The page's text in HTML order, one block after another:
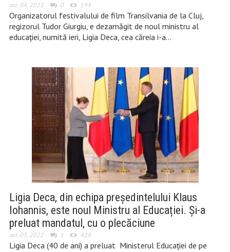
oct. 04, 2022 0 194
Organizatorul festivalului de film Transilvania de la Cluj,
regizorul Tudor Giurgiu, e dezamăgit de noul ministru al
educației, numită ieri, Ligia Deca, cea căreia i-a…
Ligia Deca, din echipa președintelului Klaus
Iohannis, este noul Ministru al Educației. Și-a
preluat mandatul, cu o plecăciune
oct. 03, 2022 1 424
Ligia Deca (40 de ani) a preluat Ministerul Educației de pe